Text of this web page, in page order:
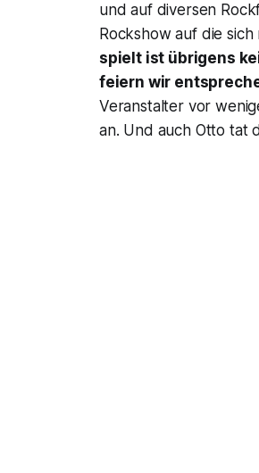
und auf diversen
Rockshow auf die
spielt ist übrigens
feiern wir
Veranstalter vor
an. Und auch Otto tat